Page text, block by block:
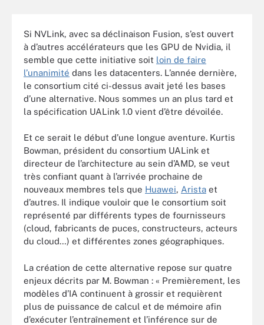
Si NVLink, avec sa déclinaison Fusion, s’est ouvert
à d’autres accélérateurs que les GPU de Nvidia, il
semble que cette initiative soit loin de faire
l’unanimité dans les datacenters. L’année dernière,
le consortium cité ci-dessus avait jeté les bases
d’une alternative. Nous sommes un an plus tard et
la spécification UALink 1.0 vient d’être dévoilée.
Et ce serait le début d’une longue aventure. Kurtis
Bowman, président du consortium UALink et
directeur de l’architecture au sein d’AMD, se veut
très confiant quant à l’arrivée prochaine de
nouveaux membres tels que Huawei, Arista et
d’autres. Il indique vouloir que le consortium soit
représenté par différents types de fournisseurs
(cloud, fabricants de puces, constructeurs, acteurs
du cloud…) et différentes zones géographiques.
La création de cette alternative repose sur quatre
enjeux décrits par M. Bowman : « Premièrement, les
modèles d’IA continuent à grossir et requièrent
plus de puissance de calcul et de mémoire afin
d’exécuter l’entraînement et l’inférence sur de